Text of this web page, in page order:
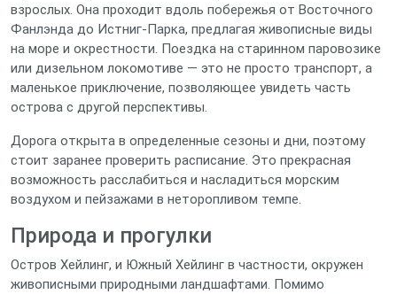
взрослых. Она проходит вдоль побережья от Восточного
Фанлэнда до Истниг-Парка, предлагая живописные виды
на море и окрестности. Поездка на старинном паровозике
или дизельном локомотиве — это не просто транспорт, а
маленькое приключение, позволяющее увидеть часть
острова с другой перспективы.
Дорога открыта в определенные сезоны и дни, поэтому
стоит заранее проверить расписание. Это прекрасная
возможность расслабиться и насладиться морским
воздухом и пейзажами в неторопливом темпе.
Природа и прогулки
Остров Хейлинг, и Южный Хейлинг в частности, окружен
живописными природными ландшафтами. Помимо